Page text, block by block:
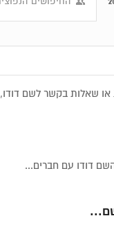
החיפושים
שאלות בקשר לשם דודו,
דודו עם חברים...